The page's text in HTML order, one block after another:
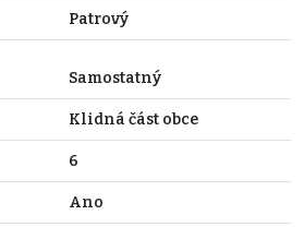
Patrový
Samostatný
Klidná část obce
6
Ano